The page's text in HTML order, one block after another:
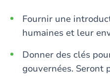
Fournir une
humaines et leur
Donner des clés
gouvernées. Seront